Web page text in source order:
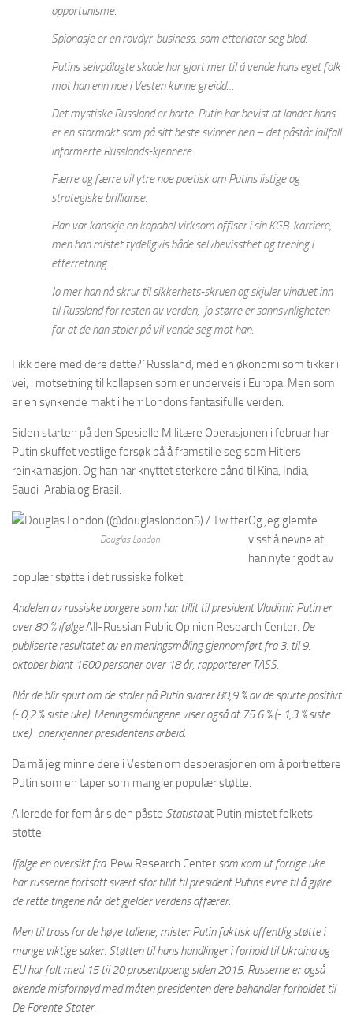
opportunisme.
Spionasje er en rovdyr-business, som etterlater seg blod.
Putins selvpålagte skade har gjort mer til å vende hans eget folk
mot han enn noe i Vesten kunne greidd…
Det mystiske Russland er borte. Putin har bevist at landet hans
er en stormakt som på sitt beste svinner hen – det påstår iallfall
informerte Russlands-kjennere.
Færre og færre vil ytre noe poetisk om Putins listige og
strategiske brillianse.
Han var kanskje en kapabel virksom offiser i sin KGB-karriere,
men han mistet tydeligvis både selvbevissthet og trening i
etterretning.
Jo mer han nå skrur til sikkerhets-skruen og skjuler vinduet inn
til Russland for resten av verden, jo større er sannsynligheten
for at de han stoler på vil vende seg mot han.
Fikk dere med dere dette?` Russland, med en økonomi som tikker i
vei, i motsetning til kollapsen som er underveis i Europa. Men som
er en synkende makt i herr Londons fantasifulle verden.
Siden starten på den Spesielle Militære Operasjonen i februar har
Putin skuffet vestlige forsøk på å framstille seg som Hitlers
reinkarnasjon. Og han har knyttet sterkere bånd til Kina, India,
Saudi-Arabia og Brasil.
Douglas London
Og jeg glemte
visst å nevne at
han nyter godt av
populær støtte i det russiske folket.
Andelen av russiske borgere som har tillit til president Vladimir Putin er
over 80 % ifølgeAll-Russian Public Opinion Research Center . De
publiserte resultatet av en meningsmåling gjennomført fra 3. til 9.
oktober blant 1600 personer over 18 år, rapporterer TASS.
Når de blir spurt om de stoler på Putin svarer 80,9 % av de spurte positivt
(- 0,2 % siste uke). Meningsmålingene viser også at 75.6 % (- 1,3 % siste
uke). anerkjenner presidentens arbeid.
Da må jeg minne dere i Vesten om desperasjonen om å portrettere
Putin som en taper som mangler populær støtte.
Allerede for fem år siden påsto Statistaat Putin mistet folkets
støtte.
Ifølge en oversikt fra Pew Research Center som kom ut forrige uke
har russerne fortsatt svært stor tillit til president Putins evne til å gjøre
de rette tingene når det gjelder verdens affærer.
Men til tross for de høye tallene, mister Putin faktisk offentlig støtte i
mange viktige saker. Støtten til hans handlinger i forhold til Ukraina og
EU har falt med 15 til 20 prosentpoeng siden 2015. Russerne er også
økende misfornøyd med måten presidenten dere behandler forholdet til
De Forente Stater.